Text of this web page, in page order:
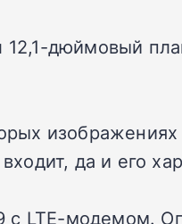
дюймовый
изображениях
да и его
LTE-модемом.